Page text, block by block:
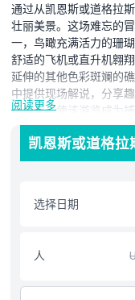
通过从凯恩斯或道格拉
壮丽美景。这场难忘的
一，鸟瞰充满活力的珊
舒适的飞机或直升机翱
延伸的其他色彩斑斓的
中提供现场解说，分享
行情況，使该游览成为
频的绝佳选择。对于想
有神奇体验的旅客来说
次访客还是庆祝特别时
宝藏的千载难逢的视角。
亮点
阅读更多
凯恩斯或道格
选择日期
人